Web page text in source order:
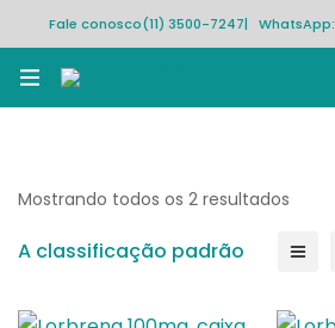
Fale conosco(11) 3500-7247| WhatsApp:
Mostrando todos os 2 resultados
A classificação padrão